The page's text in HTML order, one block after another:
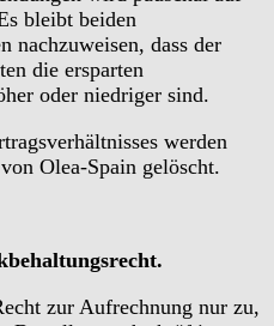
bleibt beiden
nachzuweisen, dass der
die ersparten
oder niedriger sind.
werden
Olea-Spain gelöscht.
zur Aufrechnung nur zu,